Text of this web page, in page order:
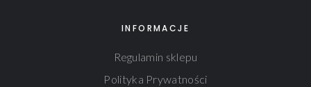
INFORMACJE
Regulamin sklepu
Polityka Prywatności